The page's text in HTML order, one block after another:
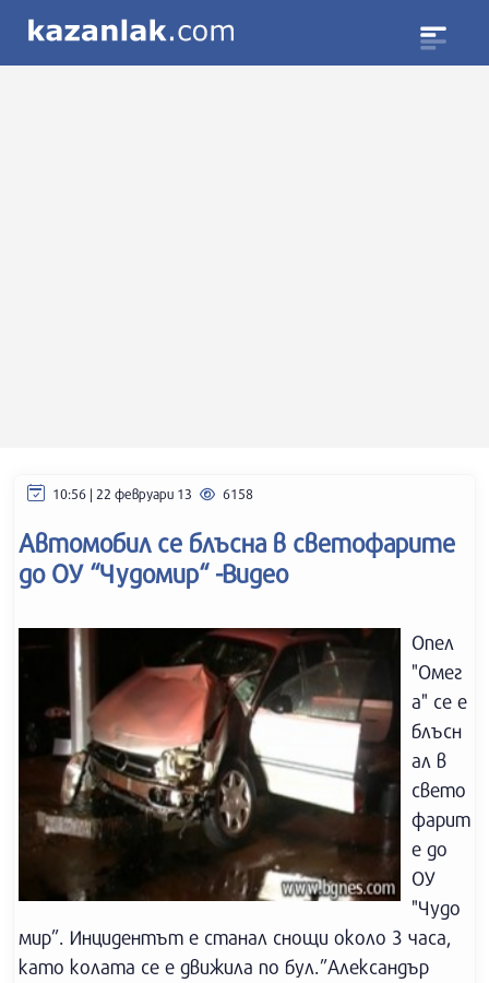
10:56 | 22 февруари 13 6158
Автомобил се блъсна в светофарите
до ОУ “Чудомир“ -Видео
Опел
"Омег
а" се е
блъсн
ал в
свето
фарит
е до
ОУ
"Чудо
мир”. Инцидентът е станал снощи около 3 часа,
като колата се е движила по бул.”Александър